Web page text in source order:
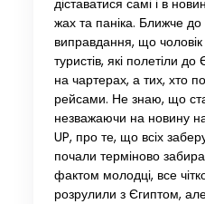
діставатися самі і в
жах та паніка. Ближче
виправдання, що
туристів, які полетіли
на чартерах, а тих, хто
рейсами. Не знаю, що
незважаючи на новину
UP, про те, що всіх
почали терміново
фактом молодці, все
розрулили з Єгиптом,